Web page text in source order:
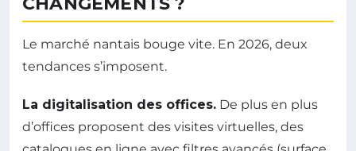
Le marché nantais bouge vite. En 2026, deux
tendances s’imposent.
La digitalisation des offices. De plus en plus
d’offices proposent des visites virtuelles, des